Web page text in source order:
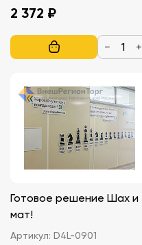
2 372 ₽
− +
Готовое решение Шах и
мат!
Артикул: D4L-0901